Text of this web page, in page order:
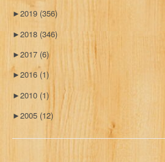
►2019 (356)
►2018 (346)
►2017 (6)
►2016 (1)
►2010 (1)
►2005 (12)